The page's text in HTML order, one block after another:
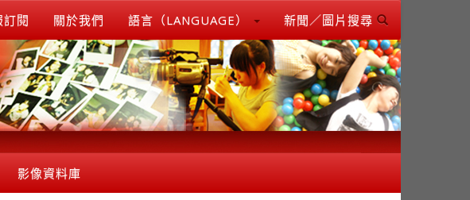
訂閱 關於我們 語言（LANGUAGE） 新聞／圖片搜尋
影像資料庫